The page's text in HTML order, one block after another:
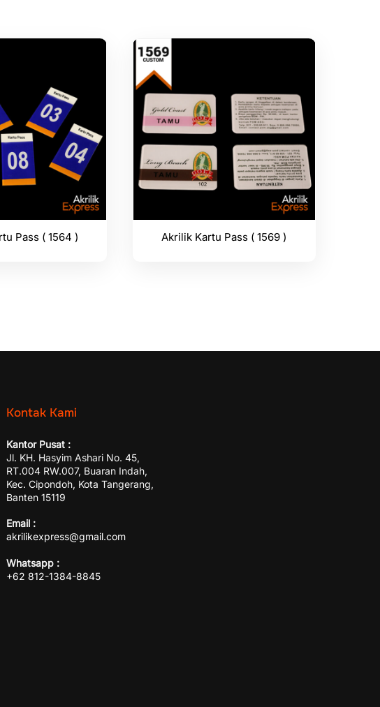
Pass ( 1564 ) Akrilik Kartu Pass ( 1569 )
Kontak Kami
Kantor Pusat :
Jl. KH. Hasyim Ashari No. 45,
RT.004 RW.007, Buaran Indah,
Kec. Cipondoh, Kota Tangerang,
Banten 15119
Email :
akrilikexpress@gmail.com
Whatsapp :
+62 812-1384-8845